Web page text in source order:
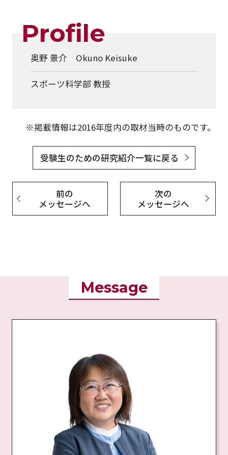
Profile
奥野 景介 Okuno Keisuke
スポーツ科学部 教授
※掲載情報は2016年度内の取材当時のものです。
受験生のための研究紹介一覧に戻る
前の
メッセージへ
次の
メッセージへ
Message